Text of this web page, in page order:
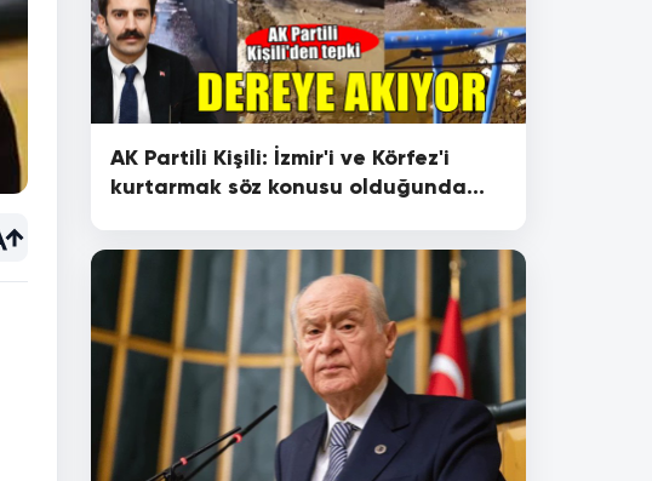
AK Partili Kişili: İzmir'i ve Körfez'i
kurtarmak söz konusu olduğunda